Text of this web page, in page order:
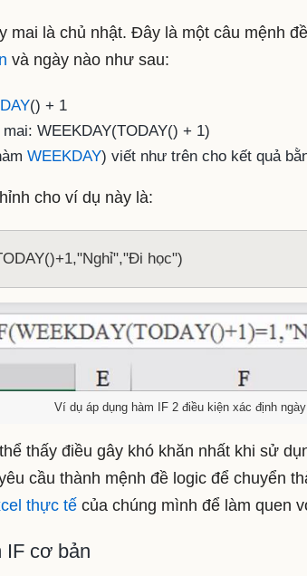
mai là chủ nhật. Đây là một câu mệnh
và ngày nào như sau:
() + 1
WEEKDAY(TODAY() + 1)
WEEKDAY) viết như trên cho kết quả
cho ví dụ này là:
học")
Ví dụ áp dụng hàm IF 2 điều kiện xác định
thấy điều gây khó khăn nhất khi sử
cầu thành mệnh đề logic để chuyển
thực tế của chúng mình để làm quen
IF cơ bản